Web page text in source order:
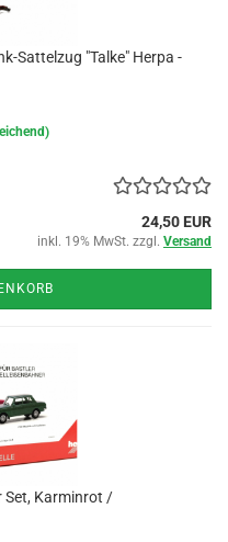
Sattelzug "Talke" Herpa -
24,50 EUR
inkl. 19% MwSt. zzgl. Versand
Set, Karminrot /